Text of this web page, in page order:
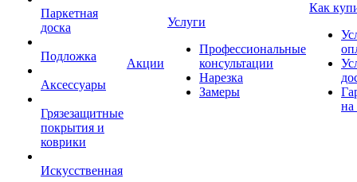
Паркетная
доска
Подложка
Аксессуары
Грязезащитные
покрытия и
коврики
Искусственная
Акции
Услуги
Профессиональные
консультации
Нарезка
Замеры
Как
на